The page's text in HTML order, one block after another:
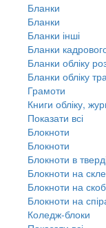
Бланки
Бланки
Бланки інші
Бланки
Бланки обліку
Бланки обліку
Грамоти
Книги обліку,
Показати всі
Блокноти
Блокноти
Блокноти в
Блокноти на
Блокноти на
Блокноти на
Коледж-блоки